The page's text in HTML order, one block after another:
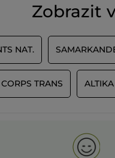
Zobrazit
NAT.
TRANS ALTIKA